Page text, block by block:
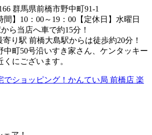
群馬県前橋市野中町91-1
間】10：00～19：00【定休日】水曜日
ら当店へ車で約15分！
寄り駅 前橋大島駅からは徒歩約20分！
中町50号沿いすき家さん、ケンタッキー
くにございます。
でショッピング！かんてい局 前橋店 楽